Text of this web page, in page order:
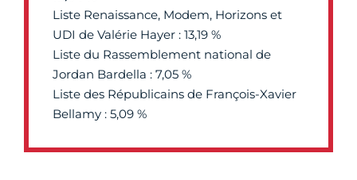
Liste Renaissance, Modem, Horizons et
UDI de Valérie Hayer : 13,19 %
Liste du Rassemblement national de
Jordan Bardella : 7,05 %
Liste des Républicains de François-Xavier
Bellamy : 5,09 %